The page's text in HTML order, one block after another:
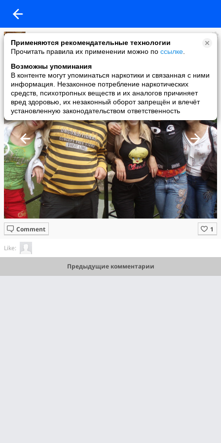
Применяются рекомендательные технологии
Прочитать правила их применении можно по ссылке
Возможны упоминания
В контенте могут упоминаться наркотики и связанная с ними
информация. Незаконное потребление наркотических
средств, психотропных веществ и их аналогов причиняет
вред здоровью, их незаконный оборот запрещён и влечёт
установленную законодательством ответственность
Валентина Кацан
added a photo
18 Nov в 19:38
Comment
Like:
Предыдущие комментарии